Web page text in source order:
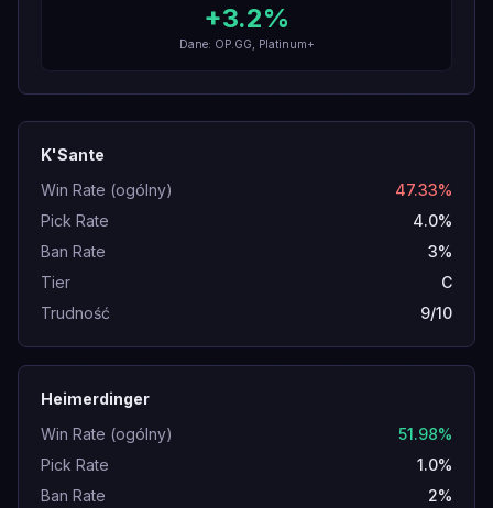
+3.2%
Dane: OP.GG, Platinum+
K'Sante
Win Rate (ogólny)
47.33%
Pick Rate
4.0%
Ban Rate
3%
Tier
C
Trudność
9/10
Heimerdinger
Win Rate (ogólny)
51.98%
Pick Rate
1.0%
Ban Rate
2%